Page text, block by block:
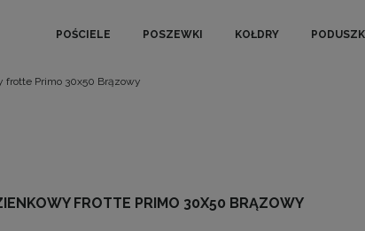
POŚCIELE POSZEWKI KOŁDRY PODUSZKI
frotte Primo 30x50 Brązowy
FROTTE PRIMO 30X50 BRĄZOWY